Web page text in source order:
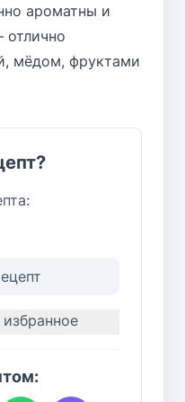
ароматны и
мёдом, фруктами